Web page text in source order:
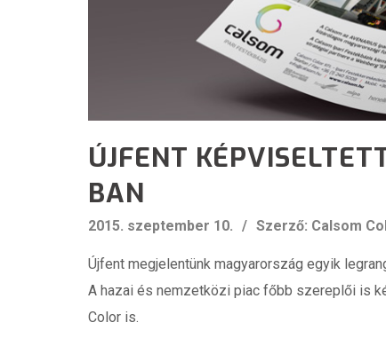
ÚJFENT
BAN
2015. szeptember 10. Szerző: Calsom
Újfent megjelentünk magyarország egyik
A hazai és nemzetközi piac főbb szereplői is
Color is.